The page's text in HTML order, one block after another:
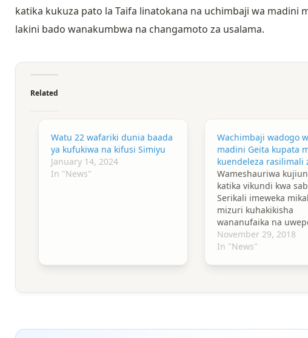
katika kukuza pato la Taifa linatokana na uchimbaji wa madini
lakini bado wanakumbwa na changamoto za usalama.
Related
Watu 22 wafariki dunia baada
ya kufukiwa na kifusi Simiyu
January 14, 2024
In "News"
Wachimbaji wadogo
madini Geita kupata
kuendeleza rasilimali
Wameshauriwa
katika vikundi kwa
Serikali imeweka
mizuri kuhakikisha
wananufaika na
rasilimali hiyo.
November 29, 2018
In "News"